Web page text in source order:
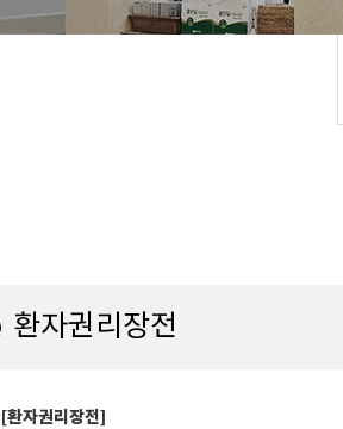
환자권리장전
[환자권리장전]